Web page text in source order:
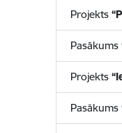
Projekts
Projekts